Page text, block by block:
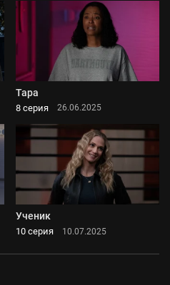
Тара
8 серия 26.06.2025
Ученик
10 серия 10.07.2025